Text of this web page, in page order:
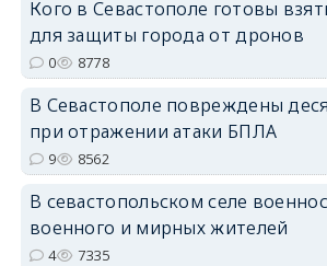
Кого в Севастополе готовы
для защиты города от дронов
0 8778
В Севастополе повреждены
при отражении атаки БПЛА
9 8562
В севастопольском селе
военного и мирных жителей
4 7335